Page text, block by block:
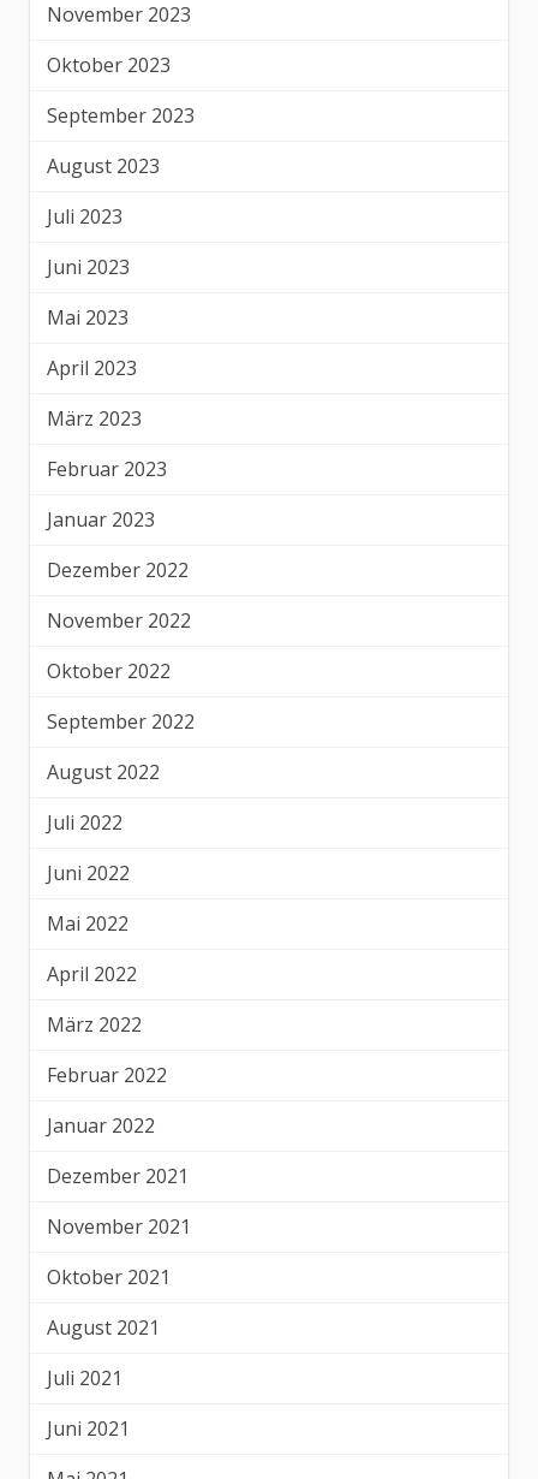
November 2023
Oktober 2023
September 2023
August 2023
Juli 2023
Juni 2023
Mai 2023
April 2023
März 2023
Februar 2023
Januar 2023
Dezember 2022
November 2022
Oktober 2022
September 2022
August 2022
Juli 2022
Juni 2022
Mai 2022
April 2022
März 2022
Februar 2022
Januar 2022
Dezember 2021
November 2021
Oktober 2021
August 2021
Juli 2021
Juni 2021